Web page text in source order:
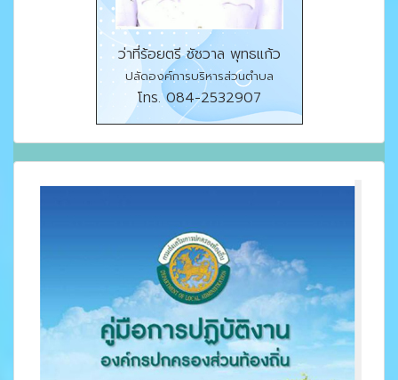
ว่าที่ร้อยตรี ชัชวาล พุทธแก้ว
ปลัดองค์การบริหารส่วนตำบล
โทร. 084-2532907